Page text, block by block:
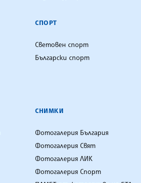
СПОРТ
Световен спорт
Български спорт
СНИМКИ
Фотогалерия България
Фотогалерия Свят
Фотогалерия ЛИК
Фотогалерия Спорт